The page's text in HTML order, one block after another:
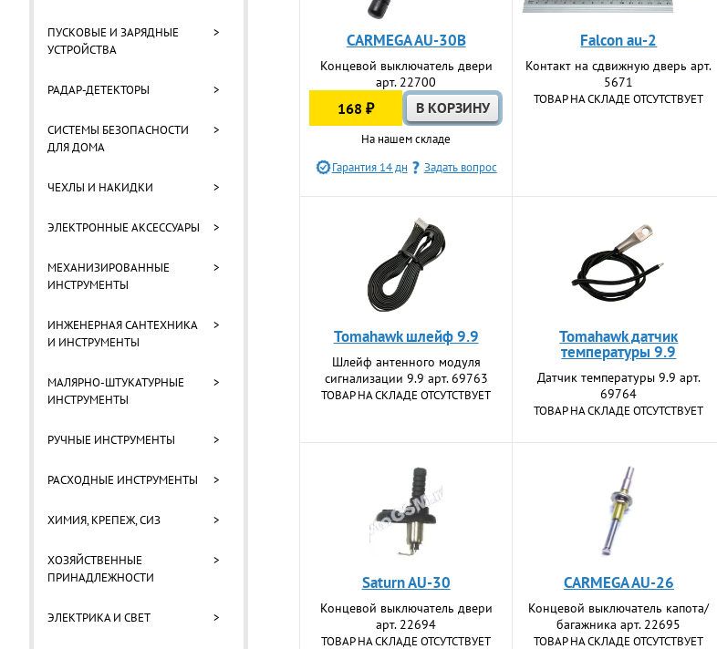
ПУСКОВЫЕ И ЗАРЯДНЫЕ
УСТРОЙСТВА
>
РАДАР-ДЕТЕКТОРЫ >
СИСТЕМЫ БЕЗОПАСНОСТИ
ДЛЯ ДОМА
>
ЧЕХЛЫ И НАКИДКИ >
ЭЛЕКТРОННЫЕ АКСЕССУАРЫ >
МЕХАНИЗИРОВАННЫЕ
ИНСТРУМЕНТЫ
>
ИНЖЕНЕРНАЯ САНТЕХНИКА
И ИНСТРУМЕНТЫ
>
МАЛЯРНО-ШТУКАТУРНЫЕ
ИНСТРУМЕНТЫ
>
РУЧНЫЕ ИНСТРУМЕНТЫ >
РАСХОДНЫЕ ИНСТРУМЕНТЫ >
ХИМИЯ, КРЕПЕЖ, СИЗ >
ХОЗЯЙСТВЕННЫЕ
ПРИНАДЛЕЖНОСТИ
>
ЭЛЕКТРИКА И СВЕТ >
CARMEGA AU-30B
Концевой выключатель двери
арт. 22700
168 ₽
На нашем складе
Гарантия 14 дн
Задать вопрос
Falcon au-2
Контакт на сдвижную дверь арт.
5671
ТОВАР НА СКЛАДЕ ОТСУТСТВУЕТ
Tomahawk шлейф 9.9
Шлейф антенного модуля
сигнализации 9.9 арт. 69763
ТОВАР НА СКЛАДЕ ОТСУТСТВУЕТ
Tomahawk датчик
температуры 9.9
Датчик температуры 9.9 арт.
69764
ТОВАР НА СКЛАДЕ ОТСУТСТВУЕТ
Saturn AU-30
Концевой выключатель двери
арт. 22694
ТОВАР НА СКЛАДЕ ОТСУТСТВУЕТ
CARMEGA AU-26
Концевой выключатель капота/
багажника арт. 22695
ТОВАР НА СКЛАДЕ ОТСУТСТВУЕТ